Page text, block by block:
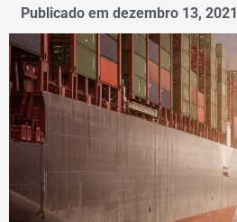
Publicado em dezembro 13, 2021